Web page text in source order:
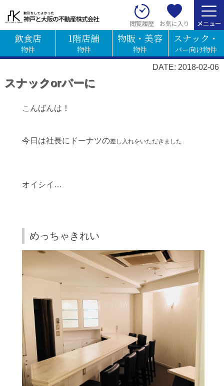
閲覧履歴 お気に入り
飲食店
物件
1階店舗
物件
物販・美容
物件
スナック・
バー向け物件
DATE: 2018-02-06
スナックorバーに
こんばんは！
今日は社長にドーナツの差し入れをいただきました
オイシイ…
めっちゃきれい